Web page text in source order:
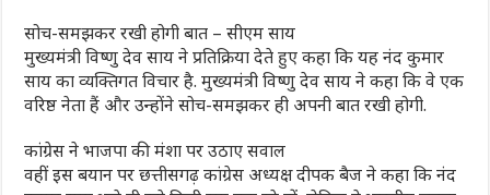
सोच-समझकर रखी होगी बात – सीएम साय
मुख्यमंत्री विष्णु देव साय ने प्रतिक्रिया देते हुए कहा कि यह नंद कुमार
साय का व्यक्तिगत विचार है. मुख्यमंत्री विष्णु देव साय ने कहा कि वे एक
वरिष्ठ नेता हैं और उन्होंने सोच-समझकर ही अपनी बात रखी होगी.
कांग्रेस ने भाजपा की मंशा पर उठाए सवाल
वहीं इस बयान पर छत्तीसगढ़ कांग्रेस अध्यक्ष दीपक बैज ने कहा कि नंद